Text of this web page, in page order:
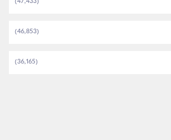
(46,853)
(36,165)